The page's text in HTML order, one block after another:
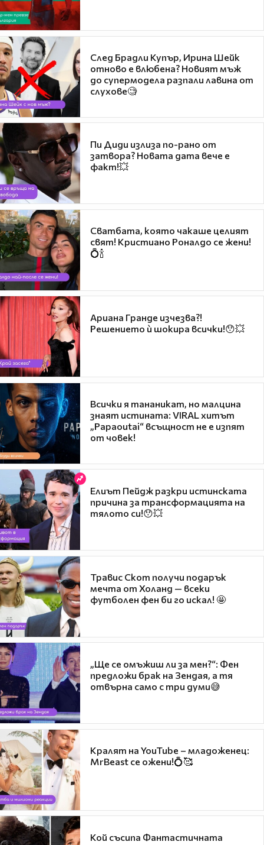
След Брадли Купър, Ирина Шейк
отново е влюбена? Новият мъж
до супермодела разпали лавина от
слухове🧐
Пи Диди излиза по-рано от
затвора? Новата дата вече е
факт!💥
Сватбата, която чакаше целият
свят! Кристиано Роналдо се жени!
💍🍾
Ариана Гранде изчезва?!
Решението ѝ шокира всички!😯💥
Всички я тананикат, но малцина
знаят истината: VIRAL хитът
„Papaoutai“ всъщност не е изпят
от човек!
Елиът Пейдж разкри истинската
причина за трансформацията на
тялото си!😯💥
Травис Скот получи подарък
мечта от Холанд — всеки
футболен фен би го искал! 🤩
„Ще се омъжиш ли за мен?“: Фен
предложи брак на Зендая, а тя
отвърна само с три думи😅
Кралят на YouTube – младоженец:
MrBeast се ожени!💍🥰
Кой съсипа Фантастичната